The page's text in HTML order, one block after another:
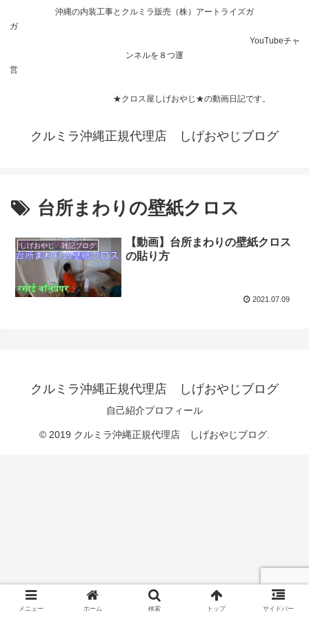
沖縄の内装工事とクルミラ販売（株）アートライズガ
ガ
YouTubeチャ
ンネルを８つ運
営
★クロス屋しげおやじ★の動画日記です。
クルミラ沖縄正規代理店 しげおやじブログ
台所まわりの壁紙クロス
しげおやじ 雑記ブログ
【動画】台所まわりの壁紙クロス
の貼り方
2021.07.09
クルミラ沖縄正規代理店 しげおやじブログ
自己紹介プロフィール
© 2019 クルミラ沖縄正規代理店 しげおやじブログ.
メニュー ホーム 検索 トップ サイドバー